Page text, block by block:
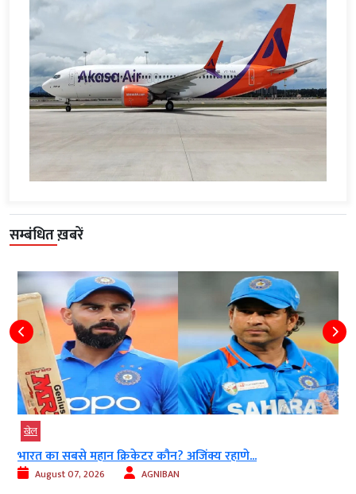
सम्बंधित ख़बरें
खेल
भारत का सबसे महान क्रिकेटर कौन? अजिंक्य रहाणे...
August 07, 2026 AGNIBAN